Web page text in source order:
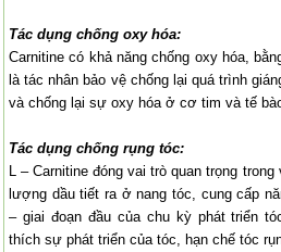
Tác dụng chống oxy hóa:
Carnitine có khả năng chống oxy hóa,
là tác nhân bảo vệ chống lại quá trình
và chống lại sự oxy hóa ở cơ tim và tế
Tác dụng chống rụng tóc:
L – Carnitine đóng vai trò quan trọng
lượng dầu tiết ra ở nang tóc, cung cấp
– giai đoạn đầu của chu kỳ phát triển
thích sự phát triển của tóc, hạn chế tóc